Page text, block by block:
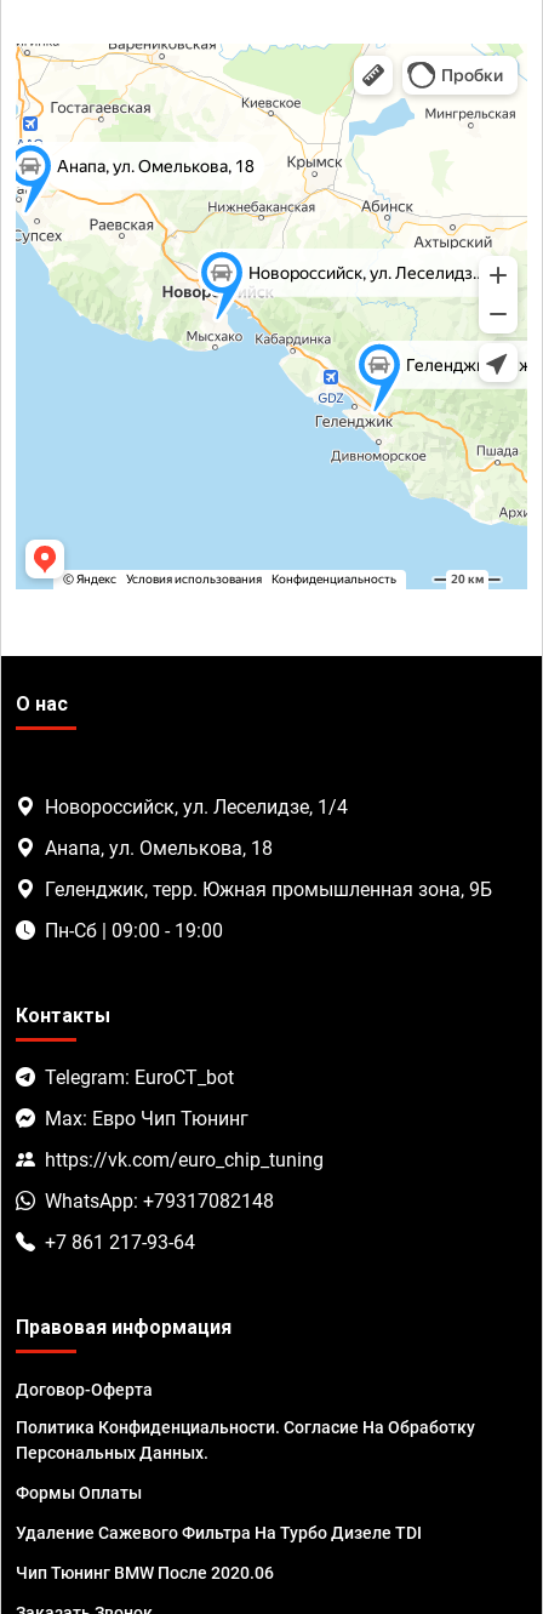
О нас
Новороссийск, ул. Леселидзе, 1/4
Анапа, ул. Омелькова, 18
Геленджик, терр. Южная промышленная зона, 9Б
Пн-Сб | 09:00 - 19:00
Контакты
Telegram: EuroCT_bot
Max: Евро Чип Тюнинг
https://vk.com/euro_chip_tuning
WhatsApp: +79317082148
+7 861 217-93-64
Правовая информация
Договор-Оферта
Политика Конфиденциальности. Согласие На Обработку
Персональных Данных.
Формы Оплаты
Удаление Сажевого Фильтра На Турбо Дизеле TDI
Чип Тюнинг BMW После 2020.06